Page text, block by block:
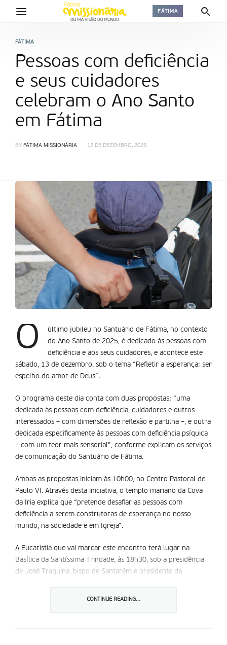
FÁTIMA
FÁTIMA
Pessoas com deficiência
e seus cuidadores
celebram o Ano Santo
em Fátima
BY FÁTIMA MISSIONÁRIA 12 DE DEZEMBRO, 2025
O
último jubileu no Santuário de Fátima, no contexto
do Ano Santo de 2025, é dedicado às pessoas com
deficiência e aos seus cuidadores, e acontece este
sábado, 13 de dezembro, sob o tema “Refletir a esperança: ser
espelho do amor de Deus”.
O programa deste dia conta com duas propostas: “uma
dedicada às pessoas com deficiência, cuidadores e outros
interessados – com dimensões de reflexão e partilha –, e outra
dedicada especificamente às pessoas com deficiência psíquica
– com um teor mais sensorial”, conforme explicam os serviços
de comunicação do Santuário de Fátima.
Ambas as propostas iniciam às 10h00, no Centro Pastoral de
Paulo VI. Através desta iniciativa, o templo mariano da Cova
da Iria explica que “pretende desafiar as pessoas com
deficiência a serem construtoras de esperança no nosso
mundo, na sociedade e em Igreja”.
A Eucaristia que vai marcar este encontro terá lugar na
Basílica da Santíssima Trindade, às 18h30, sob a presidência
de José Traquina, bispo de Santarém e presidente da
Este jubileu é organizado pelo Santuário de Fátima, em
CONTINUE READING...